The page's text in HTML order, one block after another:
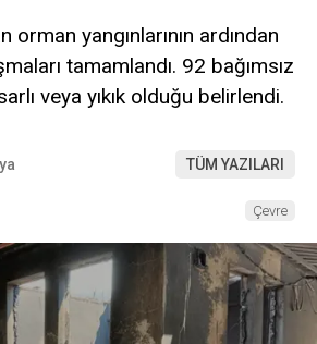
orman yangınlarının ardından
tamamlandı. 92 bağımsız
veya yıkık olduğu belirlendi.
TÜM YAZILARI
Çevre